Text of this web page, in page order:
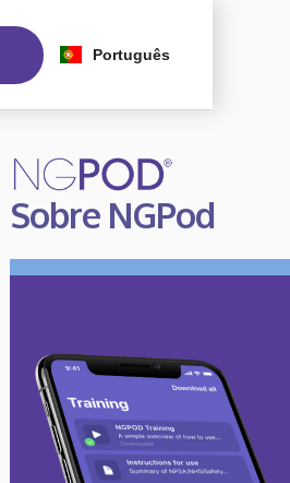
Português
Sobre NGPod